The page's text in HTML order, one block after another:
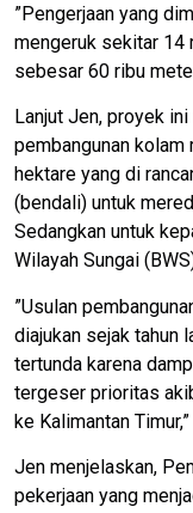
”Pengerjaan yang
mengeruk sekitar 14
sebesar 60 ribu
Lanjut Jen, proyek
pembangunan
hektare yang di
(bendali) untuk
Sedangkan untuk
Wilayah Sungai
”Usulan
diajukan sejak tahun
tertunda karena
tergeser prioritas
ke Kalimantan
Jen menjelaskan,
pekerjaan yang